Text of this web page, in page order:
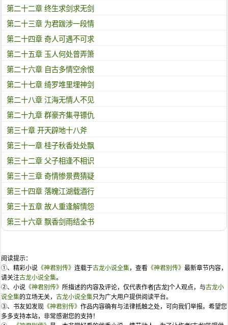
第二十二章 终生求剑求无剑
第二十三章 为君跋涉一段情
第二十四章 奇人可遇不可求
第二十五章 玉人何处曾弄箫
第二十六章 自古多情空余恨
第二十七章 绮罗堆里埋神剑
第二十八章 江海无情人不见
第二十九章 群豪齐集寻镖仇
第三十章 开天辟地十八斧
第三十一章 桂子秋香处处飘
第三十二章 父子相逢不相识
第三十三章 奇情惨景费猜疑
第三十四章 落魄江湖载酒行
第三十五章 故人重逢解情怨
第三十六章 飘香剑雨结全书
阅读提示：
①、精彩小说 《神君别传》 连载于古龙小说全集，查看 《神君别传》 最新章节内容，
请关注古龙小说全集。
②、小说 《神君别传》 所描述的内容及评论，仅代表作者[古龙]个人观点，与古龙小
说全集的立场无关， 古龙小说全集只为广大用户提供阅读平台。
③、书友如发现 《神君别传》 作品内容确有与法律抵触之处，可向我们举报。希望您
多多支持本站，非常感谢您的支持！